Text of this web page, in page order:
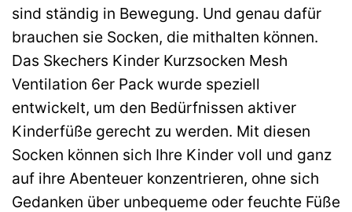
sind ständig in Bewegung. Und genau dafür
brauchen sie Socken, die mithalten können.
Das Skechers Kinder Kurzsocken Mesh
Ventilation 6er Pack wurde speziell
entwickelt, um den Bedürfnissen aktiver
Kinderfüße gerecht zu werden. Mit diesen
Socken können sich Ihre Kinder voll und ganz
auf ihre Abenteuer konzentrieren, ohne sich
Gedanken über unbequeme oder feuchte Füße